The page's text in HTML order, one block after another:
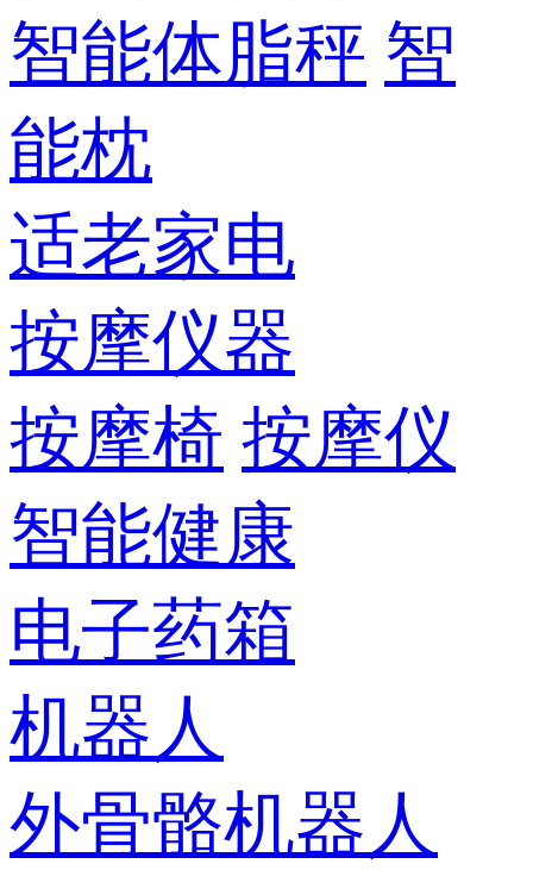
智能体脂秤 智
能枕
适老家电
按摩仪器
按摩椅 按摩仪
智能健康
电子药箱
机器人
外骨骼机器人